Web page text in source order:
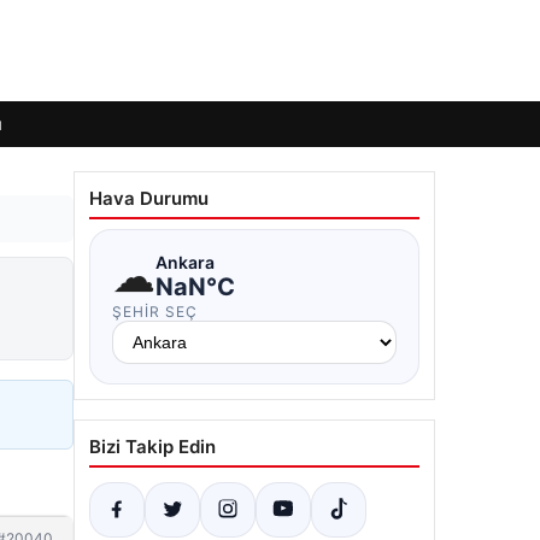
Hava Durumu
☁Ankara
NaN°C
ŞEHIR SEÇ
Bizi Takip Edin